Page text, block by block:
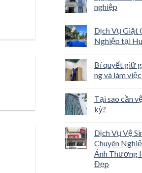
nghiệp
Dịch Vụ Giặt
Nghiệp tại
Bí quyết giữ
ng và làm
Tại sao cần
kỳ?
Dịch Vụ Vệ
Chuyên
Ảnh Thương
Đẹp